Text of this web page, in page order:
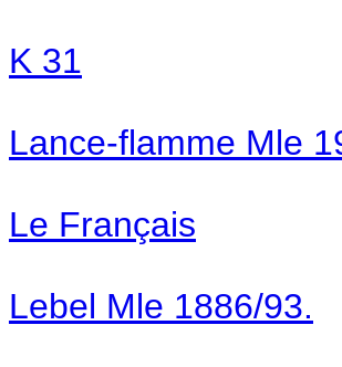
K 31
Lance-flamme Mle
Le Français
Lebel Mle 1886/93.